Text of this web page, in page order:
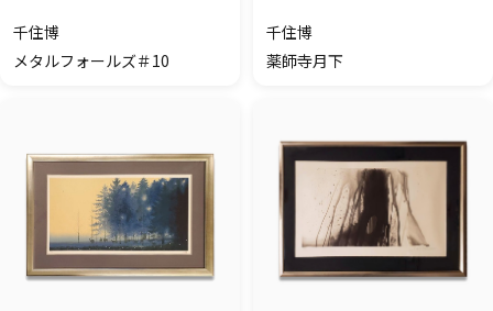
千住博
メタルフォールズ＃10
千住博
薬師寺月下